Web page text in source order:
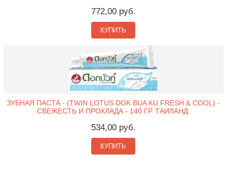
772,00 руб.
КУПИТЬ
ЗУБНАЯ ПАСТА - (TWIN LOTUS DOK BUA KU ̣FRESH & COOL) -
СВЕЖЕСТЬ И ПРОХЛАДА - 140 ГР. ТАИЛАНД.
534,00 руб.
КУПИТЬ